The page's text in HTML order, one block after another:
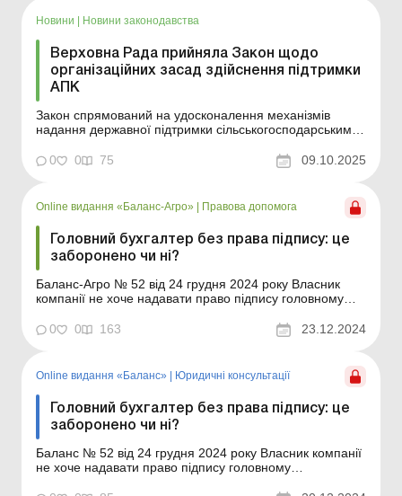
Новини | Новини законодавства
Верховна Рада прийняла Закон щодо
організаційних засад здійснення підтримки
АПК
Закон спрямований на удосконалення механізмів
надання державної підтримки сільськогосподарським
використання бюджетних коштів, а також на створення
прозорих та зрозумілих правил для аграрного бізнесу.
друго...
0 0 75 09.10.2025
Online видання «Баланс-Агро» | Правова допомога
Головний бухгалтер без права підпису: це
заборонено чи ні?
Баланс-Агро № 52 від 24 грудня 2024 року Власник
компанії не хоче надавати право підпису головному
директора, який й буде особисто підписувати всю
звітність. У зв’язку з цим у директора виникла низка
0 0 163 23.12.2024
Online видання «Баланс» Юридичні консультації
Головний бухгалтер без права підпису: це
заборонено чи ні?
Баланс № 52 від 24 грудня 2024 року Власник компанії
не хоче надавати право підпису головному